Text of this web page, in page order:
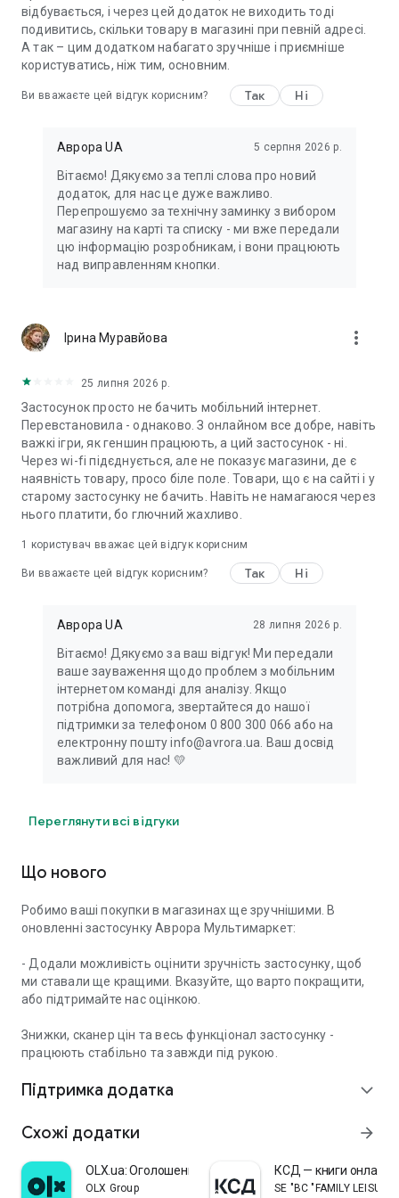
відбувається, і через цей додаток не виходить тоді
подивитись, скільки товару в магазині при певній адресі.
А так – цим додатком набагато зручніше і приємніше
користуватись, ніж тим, основним.
Ви вважаєте цей відгук корисним? Так Ні
Аврора UA 5 серпня 2026 р.
Вітаємо! Дякуємо за теплі слова про новий
додаток, для нас це дуже важливо.
Перепрошуємо за технічну заминку з вибором
магазину на карті та списку - ми вже передали
цю інформацію розробникам, і вони працюють
над виправленням кнопки.
Ірина Муравйова more_vert
25 липня 2026 р.
Застосунок просто не бачить мобільний інтернет.
Перевстановила - однаково. З онлайном все добре, навіть
важкі ігри, як геншин працюють, а ций застосунок - ні.
Через wi-fi підєднується, але не показує магазини, де є
наявність товару, просо біле поле. Товари, що є на сайті і у
старому застосунку не бачить. Навіть не намагаюся через
нього платити, бо глючний жахливо.
1 користувач вважає цей відгук корисним
Ви вважаєте цей відгук корисним? Так Ні
Аврора UA 28 липня 2026 р.
Вітаємо! Дякуємо за ваш відгук! Ми передали
ваше зауваження щодо проблем з мобільним
інтернетом команді для аналізу. Якщо
потрібна допомога, звертайтеся до нашої
підтримки за телефоном 0 800 300 066 або на
електронну пошту info@avrora.ua. Ваш досвід
важливий для нас! 💛
Переглянути всі відгуки
Що нового
Робимо ваші покупки в магазинах ще зручнішими. В
оновленні застосунку Аврора Мультимаркет:
- Додали можливість оцінити зручність застосунку, щоб
ми ставали ще кращими. Вказуйте, що варто покращити,
або підтримайте нас оцінкою.
Знижки, сканер цін та весь функціонал застосунку -
працюють стабільно та завжди під рукою.
Підтримка додатка expand_more
Схожі додатки arrow_forward
OLX.ua: Оголошення України
OLX Group
КСД — книги онлайн
SE "BC "FAMILY LEISURE